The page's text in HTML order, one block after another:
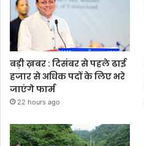
बड़ी ख़बर : दिसंबर से पहले ढाई
हजार से अधिक पदों के लिए भरे
जाएंगे फार्म
22 hours ago